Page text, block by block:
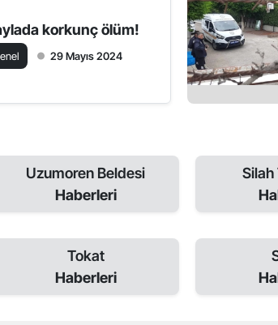
korkunç ölüm!
29 Mayıs 2024
Uzumoren Beldesi
Haberleri
Silah
Tokat
Haberleri